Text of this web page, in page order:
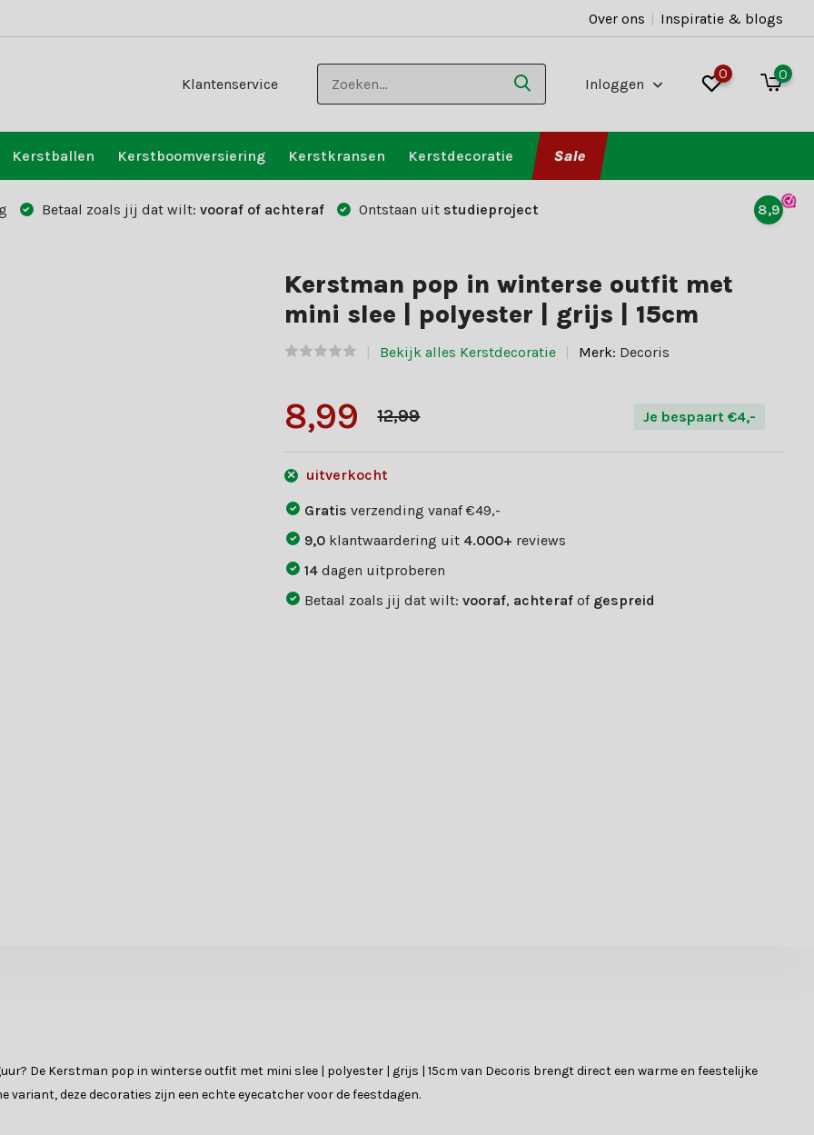
Over ons | Inspiratie & blogs
Klantenservice Inloggen
0 0
Kerstballen Kerstboomversiering Kerstkransen Kerstdecoratie Sale
Betaal zoals jij dat wilt: vooraf of achteraf Ontstaan uit studieproject 8,9
Kerstman pop in winterse outfit met
mini slee | polyester | grijs | 15cm
Bekijk alles Kerstdecoratie Merk: Decoris
8,99 12,99 Je bespaart €4,-
uitverkocht
Gratisverzending vanaf €49,-
9,0 klantwaardering uit 4.000+ reviews
14dagen uitproberen
Betaal zoals jij dat wilt:vooraf, achteraf of gespreid
De Kerstman pop in winterse outfit met mini slee | polyester | grijs | 15cm van Decoris brengt direct een warme en feestelijke
variant, deze decoraties zijn een echte eyecatcher voor de feestdagen.